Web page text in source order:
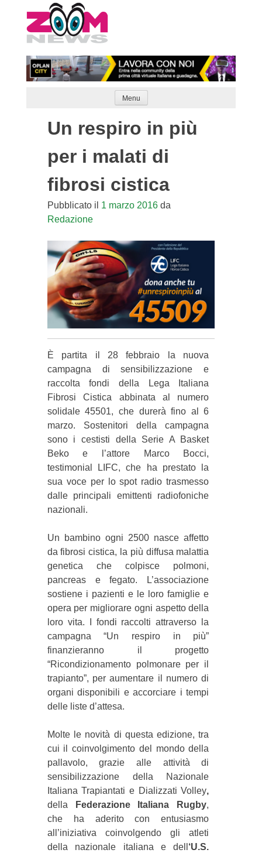
to
content
Menu
Un respiro in più
per i malati di
fibrosi cistica
Pubblicato il 1 marzo 2016da
Redazione
È partita il 28 febbraio la nuova
campagna di sensibilizzazione e
raccolta fondi della Lega Italiana
Fibrosi Cistica abbinata al numero
solidale 45501, che durerà fino al 6
marzo. Sostenitori della campagna
sono i cestisti della Serie A Basket
Beko e l’attore Marco Bocci,
testimonial LIFC, che ha prestato la
sua voce per lo spot radio trasmesso
dalle principali emittenti radiofoniche
nazionali.
Un bambino ogni 2500 nasce affetto
da fibrosi cistica, la più diffusa malattia
genetica che colpisce polmoni,
pancreas e fegato. L’associazione
sostiene i pazienti e le loro famiglie e
opera per migliorare ogni aspetto della
loro vita. I fondi raccolti attraverso la
campagna “Un respiro in più”
finanzieranno il progetto
“Ricondizionamento polmonare per il
trapianto”, per aumentare il numero di
organi disponibili e accorciare i tempi
delle liste d’attesa.
Molte le novità di questa edizione, tra
cui il coinvolgimento del mondo della
pallavolo, grazie alle attività di
sensibilizzazione della Nazionale
Italiana Trapiantati e Dializzati Volley,
della
Federazione Italiana Rugby,
che ha aderito con entusiasmo
all’iniziativa coinvolgendo gli atleti
della nazionale italiana e dell ‘U.S.